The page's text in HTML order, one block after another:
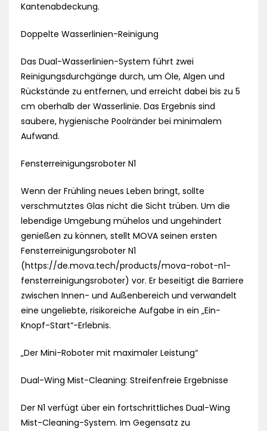
Kantenabdeckung.
Doppelte Wasserlinien-Reinigung
Das Dual-Wasserlinien-System führt zwei
Reinigungsdurchgänge durch, um Öle, Algen und
Rückstände zu entfernen, und erreicht dabei bis zu 5
cm oberhalb der Wasserlinie. Das Ergebnis sind
saubere, hygienische Poolränder bei minimalem
Aufwand.
Fensterreinigungsroboter N1
Wenn der Frühling neues Leben bringt, sollte
verschmutztes Glas nicht die Sicht trüben. Um die
lebendige Umgebung mühelos und ungehindert
genießen zu können, stellt MOVA seinen ersten
Fensterreinigungsroboter N1
(https://de.mova.tech/products/mova-robot-n1-
fensterreinigungsroboter) vor. Er beseitigt die Barriere
zwischen Innen- und Außenbereich und verwandelt
eine ungeliebte, risikoreiche Aufgabe in ein „Ein-
Knopf-Start“-Erlebnis.
„Der Mini-Roboter mit maximaler Leistung“
Dual-Wing Mist-Cleaning: Streifenfreie Ergebnisse
Der N1 verfügt über ein fortschrittliches Dual-Wing
Mist-Cleaning-System. Im Gegensatz zu